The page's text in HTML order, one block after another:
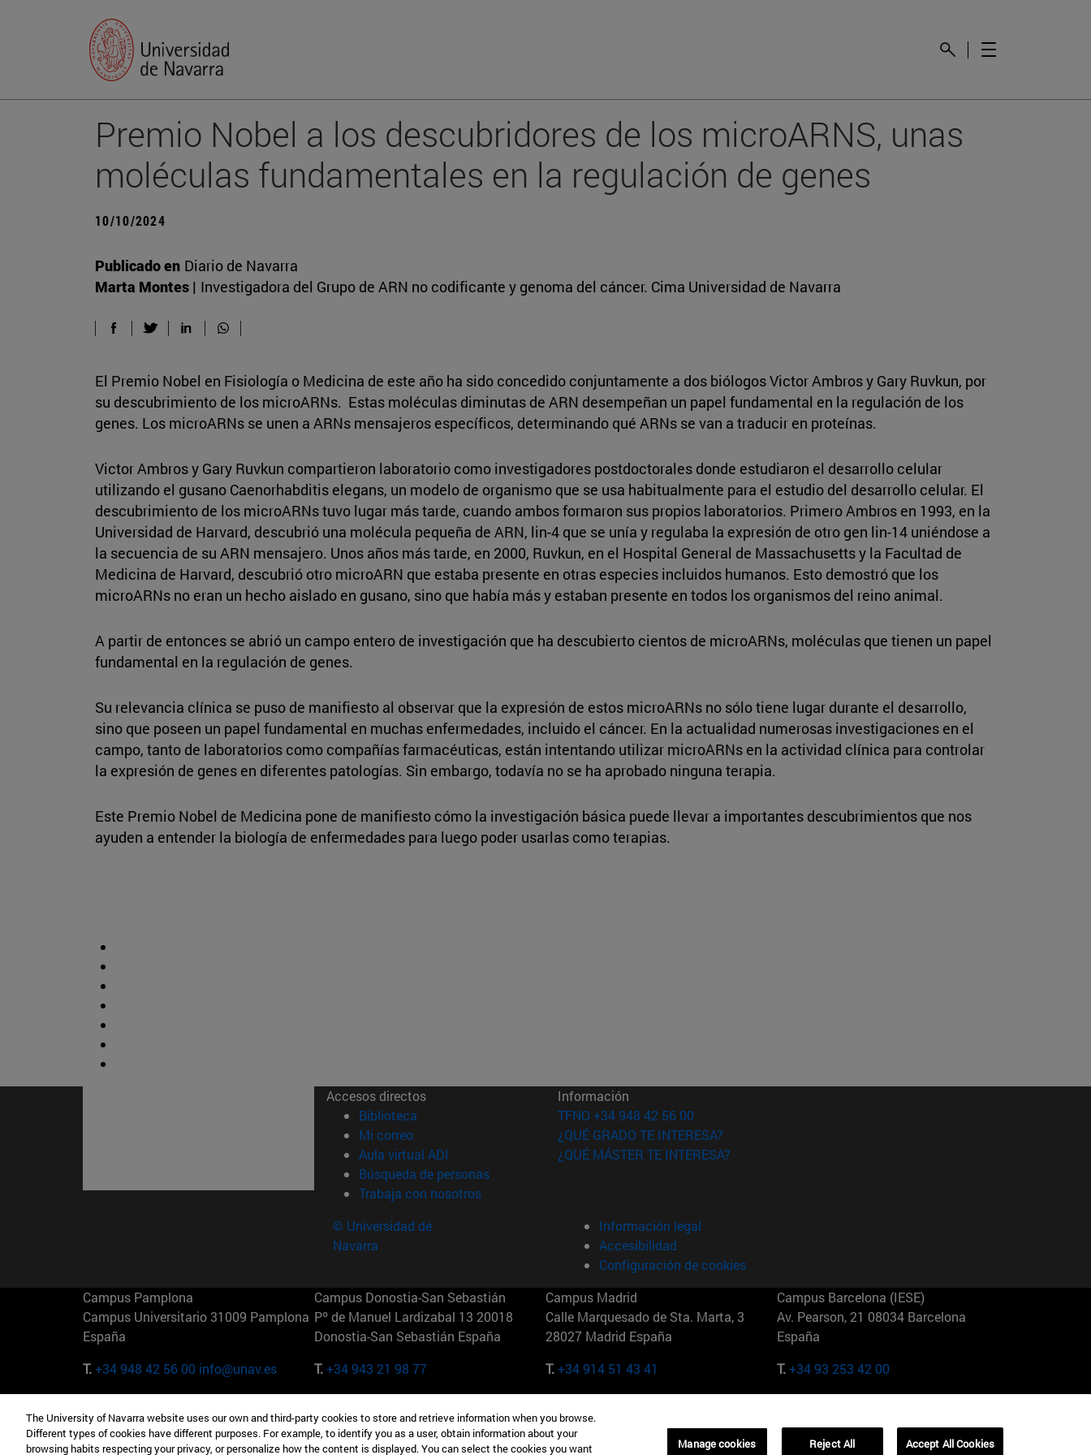
Premio Nobel a los descubridores de los microARNS, unas
moléculas fundamentales en la regulación de genes
10/10/2024
Publicado en Diario de Navarra
Marta Montes | Investigadora del Grupo de ARN no codificante y genoma del cáncer. Cima Universidad de Navarra
El Premio Nobel en Fisiología o Medicina de este año ha sido concedido conjuntamente a dos biólogos Victor Ambros y Gary Ruvkun, por
su descubrimiento de los microARNs. Estas moléculas diminutas de ARN desempeñan un papel fundamental en la regulación de los
genes. Los microARNs se unen a ARNs mensajeros específicos, determinando qué ARNs se van a traducir en proteínas.
Victor Ambros y Gary Ruvkun compartieron laboratorio como investigadores postdoctorales donde estudiaron el desarrollo celular
utilizando el gusano Caenorhabditis elegans, un modelo de organismo que se usa habitualmente para el estudio del desarrollo celular. El
descubrimiento de los microARNs tuvo lugar más tarde, cuando ambos formaron sus propios laboratorios. Primero Ambros en 1993, en la
Universidad de Harvard, descubrió una molécula pequeña de ARN, lin-4 que se unía y regulaba la expresión de otro gen lin-14 uniéndose a
la secuencia de su ARN mensajero. Unos años más tarde, en 2000, Ruvkun, en el Hospital General de Massachusetts y la Facultad de
Medicina de Harvard, descubrió otro microARN que estaba presente en otras especies incluidos humanos. Esto demostró que los
microARNs no eran un hecho aislado en gusano, sino que había más y estaban presente en todos los organismos del reino animal.
A partir de entonces se abrió un campo entero de investigación que ha descubierto cientos de microARNs, moléculas que tienen un papel
fundamental en la regulación de genes.
Su relevancia clínica se puso de manifiesto al observar que la expresión de estos microARNs no sólo tiene lugar durante el desarrollo,
sino que poseen un papel fundamental en muchas enfermedades, incluido el cáncer. En la actualidad numerosas investigaciones en el
campo, tanto de laboratorios como compañías farmacéuticas, están intentando utilizar microARNs en la actividad clínica para controlar
la expresión de genes en diferentes patologías. Sin embargo, todavía no se ha aprobado ninguna terapia.
Este Premio Nobel de Medicina pone de manifiesto cómo la investigación básica puede llevar a importantes descubrimientos que nos
ayuden a entender la biología de enfermedades para luego poder usarlas como terapias.
Accesos directos
Biblioteca (abre en nueva ventana)
Mi correo(abre en nueva ventana)
Aula virtual ADI (abre en nueva ventana)
Búsqueda de personas(abre en nueva ventana)
Trabaja con nosotros(abre en nueva ventana)
Información
TFNO +34 948 42 56 00
¿QUÉ GRADO TE INTERESA?
¿QUÉ MÁSTER TE INTERESA?
© Universidad de
Navarra
Información legal
Accesibilidad
Configuración de cookies
Campus Pamplona
Campus Universitario 31009 Pamplona
España
T.+34 948 42 56 00 info@unav.es
Campus Donostia-San Sebastián
Pº de Manuel Lardizabal 13 20018
Donostia-San Sebastián España
T.+34 943 21 98 77
Campus Madrid
Calle Marquesado de Sta. Marta, 3
28027 Madrid España
T.+34 914 51 43 41
Campus Barcelona (IESE)
Av. Pearson, 21 08034 Barcelona
España
T.+34 93 253 42 00
Camino del Cerro Águila 3 28023
Madrid España
165 W 57th St 10019-2201 Nueva York
EE.UU
Maria-Theresia-Straße 15 81675
Múnich Alemania
01321001 Bela Vista Brasil
The University of Navarra website uses our own and third-party cookies to store and retrieve information when you browse.
Different types of cookies have different purposes. For example, to identify you as a user, obtain information about your
browsing habits respecting your privacy, or personalize how the content is displayed. You can select the cookies you want
Manage cookies Reject All Accept All Cookies